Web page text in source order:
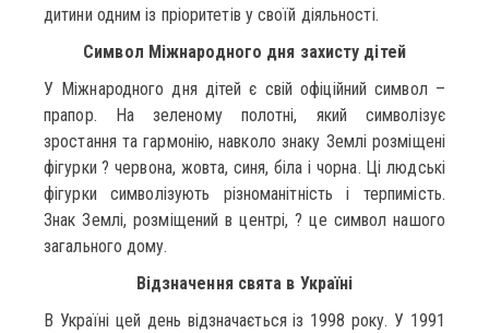
дитини одним із пріоритетів у своїй діяльності.
Символ Міжнародного дня захисту дітей
У Міжнародного дня дітей є свій офіційний символ –
прапор. На зеленому полотні, який символізує
зростання та гармонію, навколо знаку Землі розміщені
фігурки ? червона, жовта, синя, біла і чорна. Ці людські
фігурки символізують різноманітність і терпимість.
Знак Землі, розміщений в центрі, ? це символ нашого
загального дому.
Відзначення свята в Україні
В Україні цей день відзначається із 1998 року. У 1991